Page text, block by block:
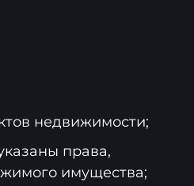
недвижимости;
права,
имущества;